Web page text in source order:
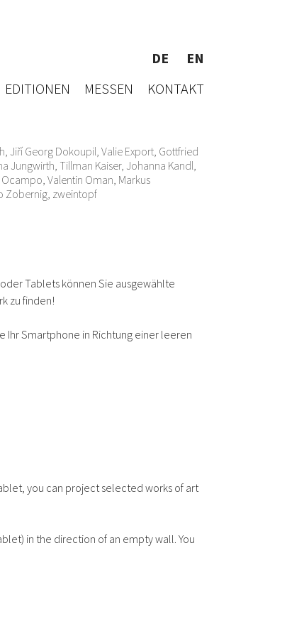
DE
EN
EDITIONEN MESSEN KONTAKT
, Jiří Georg Dokoupil, Valie Export, Gottfried
Jungwirth, Tillman Kaiser, Johanna Kandl,
Ocampo, Valentin Oman, Markus
Zobernig, zweintopf
Tablets können Sie ausgewählte
zu finden!
Ihr Smartphone in Richtung einer leeren
you can project selected works of art
in the direction of an empty wall. You